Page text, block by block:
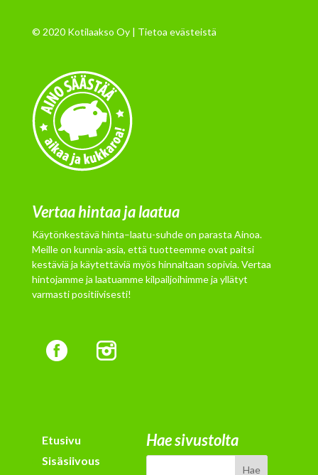
© 2020 Kotilaakso Oy | Tietoa evästeistä
Vertaa hintaa ja laatua
Käytönkestävä hinta–laatu-suhde on parasta Ainoa.
Meille on kunnia-asia, että tuotteemme ovat paitsi
kestäviä ja käytettäviä myös hinnaltaan sopivia. Vertaa
hintojamme ja laatuamme kilpailjoihimme ja yllätyt
varmasti positiivisesti!
Etusivu
Sisäsiivous
Hae sivustolta